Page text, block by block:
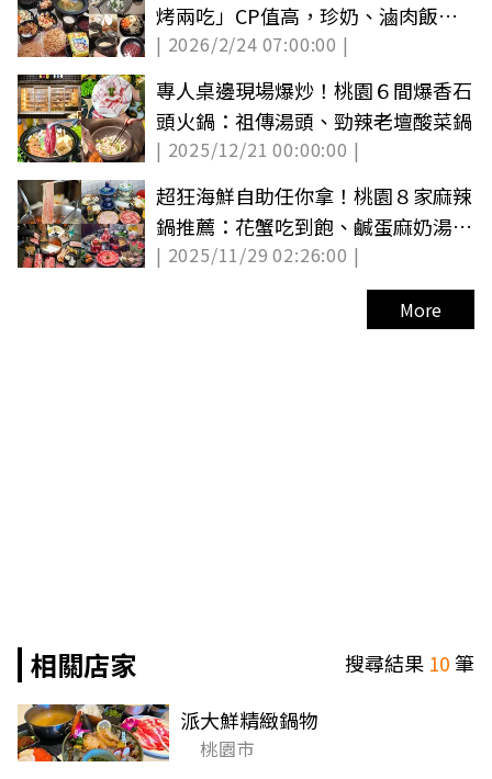
烤兩吃」CP值高，珍奶、滷肉飯、
炸物無限夾
| 2026/2/24 07:00:00 |
專人桌邊現場爆炒！桃園６間爆香石
頭火鍋：祖傳湯頭、勁辣老壇酸菜鍋
| 2025/12/21 00:00:00 |
超狂海鮮自助任你拿！桃園８家麻辣
鍋推薦：花蟹吃到飽、鹹蛋麻奶湯、
壽星送龍蝦
| 2025/11/29 02:26:00 |
More
相關店家 搜尋結果 10筆
派大鮮精緻鍋物
桃園市